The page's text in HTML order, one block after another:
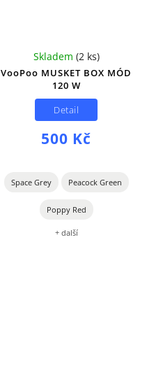
VooPoo MUSKET BOX MÓD
120 W
Skladem (2 ks)
500 Kč
Detail
Space Grey Peacock Green
Poppy Red
+ další